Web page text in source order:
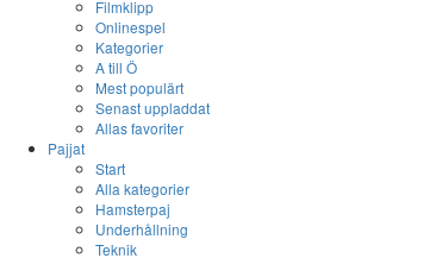
Filmklipp
Onlinespel
Kategorier
A till Ö
Mest populärt
Senast uppladdat
Allas favoriter
Pajjat
Start
Alla kategorier
Hamsterpaj
Underhållning
Teknik